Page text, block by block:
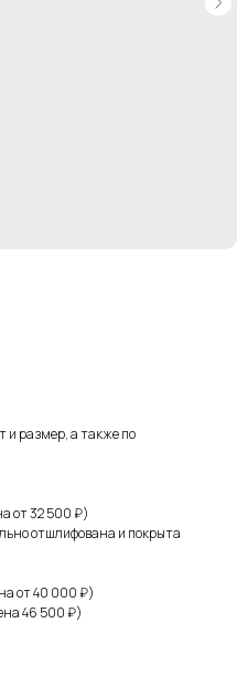
и размер, а также по
от 32 500 ₽)
отшлифована и покрыта
от 40 000 ₽)
46 500 ₽)